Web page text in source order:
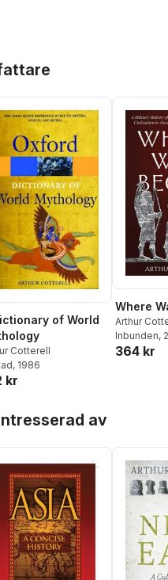
of World
Cotterell
, 1986
kr
Where
Arthur
Inbunden,
364 kr
av